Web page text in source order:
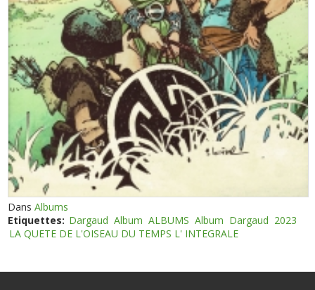
DansAlbums
Etiquettes: Dargaud Album ALBUMS Album Dargaud 2023
LA QUETE DE L'OISEAU DU TEMPS L' INTEGRALE